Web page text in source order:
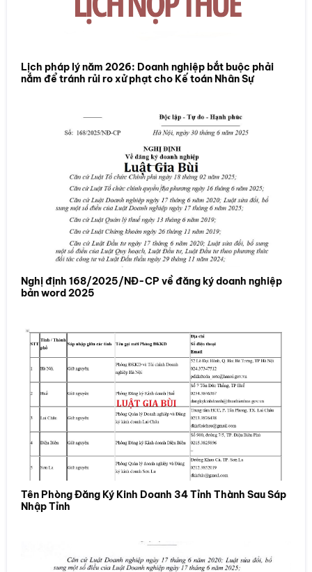
Lịch pháp lý năm 2026: Doanh nghiệp bắt buộc phải
nắm để tránh rủi ro xử phạt cho Kế toán Nhân Sự
Nghị định 168/2025/NĐ-CP về đăng ký doanh nghiệp
bản word 2025
Tên Phòng Đăng Ký Kinh Doanh 34 Tỉnh Thành Sau Sáp
Nhập Tỉnh